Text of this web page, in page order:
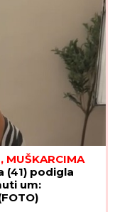
MUŠKARCIMA
(41) podigla
um: